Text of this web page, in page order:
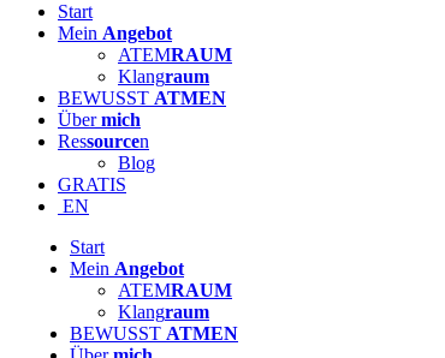
Start
Mein Angebot
ATEMRAUM
Klangraum
BEWUSST ATMEN
Übermich
Ressourcen
Blog
GRATIS
EN
Start
Mein Angebot
ATEMRAUM
Klangraum
BEWUSST ATMEN